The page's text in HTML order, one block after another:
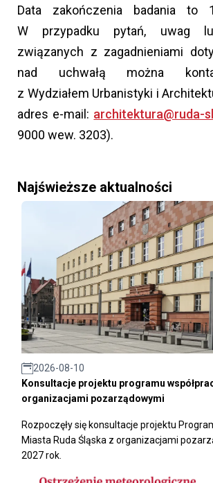
Data zakończenia badania to
W przypadku pytań, uwag
związanych z zagadnieniami
nad uchwałą można
z Wydziałem Urbanistyki i
adres e-mail: architektura@ruda-
9000 wew. 3203).
Najświeższe aktualności
2026-08-10
Konsultacje projektu programu
organizacjami pozarządowymi
Rozpoczęły się konsultacje projektu
Miasta Ruda Śląska z organizacjami
2027 rok.